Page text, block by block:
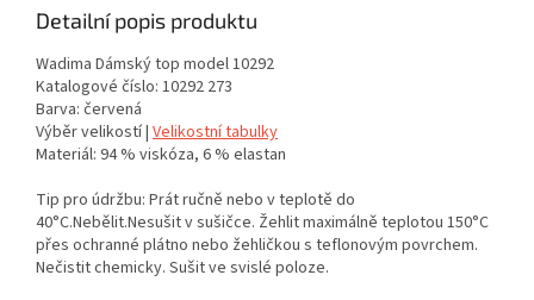
Detailní popis produktu
Wadima Dámský top model 10292
Katalogové číslo: 10292 273
Barva: červená
Výběr velikostí | Velikostní tabulky
Materiál: 94 % viskóza, 6 % elastan
Tip pro údržbu: Prát ručně nebo v teplotě do
40°C.Nebělit.Nesušit v sušičce. Žehlit maximálně teplotou 150°C
přes ochranné plátno nebo žehličkou s teflonovým povrchem.
Nečistit chemicky. Sušit ve svislé poloze.